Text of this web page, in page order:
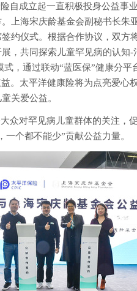
自成立起一直积极投身公益事
上海宋庆龄基金会副秘书长朱
约仪式。根据合作协议，双方
，共同探索儿童罕见病的认知-
，通过联动“蓝医保”健康分平
。太平洋健康险将为点亮爱心
关爱公益。
众对罕见病儿童群体的关注，
个都不能少”贡献公益力量。